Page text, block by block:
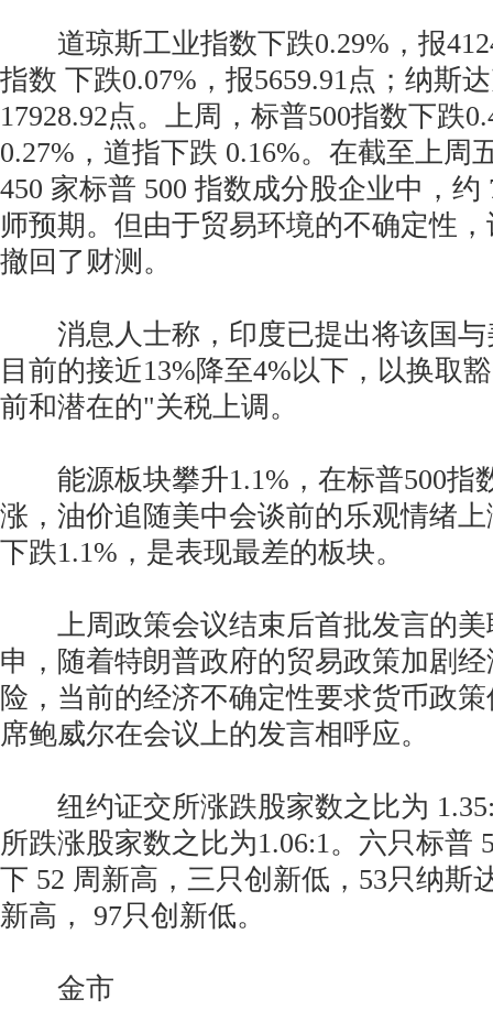
道琼斯工业指数下跌0.29%，报
指数 下跌0.07%，报5659.91点；纳斯
17928.92点。上周，标普500指数下跌
0.27%，道指下跌 0.16%。在截至上周
450 家标普 500 指数成分股企业中，约
师预期。但由于贸易环境的不确定性
撤回了财测。
消息人士称，印度已提出将该国与
目前的接近13%降至4%以下，以换取
前和潜在的"关税上调。
能源板块攀升1.1%，在标普500指
涨，油价追随美中会谈前的乐观情绪
下跌1.1%，是表现最差的板块。
上周政策会议结束后首批发言的美
申，随着特朗普政府的贸易政策加剧
险，当前的经济不确定性要求货币政
席鲍威尔在会议上的发言相呼应。
纽约证交所涨跌股家数之比为
所跌涨股家数之比为1.06:1。六只标普
下 52 周新高，三只创新低，53只纳斯
新高， 97只创新低。
金市